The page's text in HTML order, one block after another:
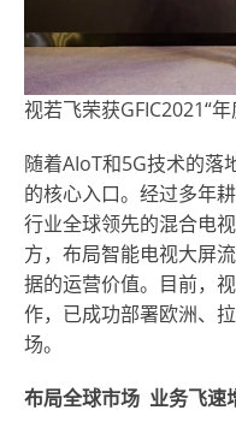
视若飞荣获GFIC2021“
随着AIoT和5G技术的落
的核心入口。经过多年
行业全球领先的混合电
方，布局智能电视大屏
据的运营价值。目前，
作，已成功部署欧洲、
场。
布局全球市场 业务飞速